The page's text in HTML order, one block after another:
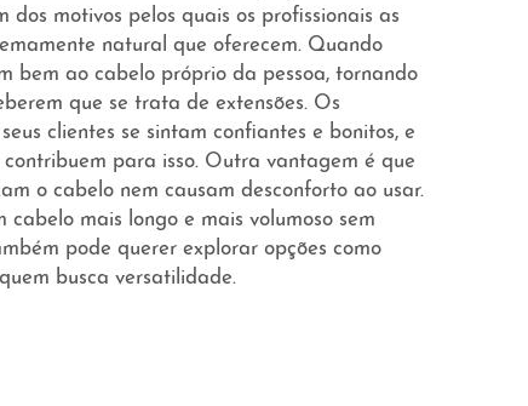
dos motivos pelos quais os profissionais as
natural que oferecem. Quando
bem ao cabelo próprio da pessoa, tornando
que se trata de extensões. Os
clientes se sintam confiantes e bonitos, e
para isso. Outra vantagem é que
o cabelo nem causam desconforto ao usar.
cabelo mais longo e mais volumoso sem
pode querer explorar opções como
busca versatilidade.